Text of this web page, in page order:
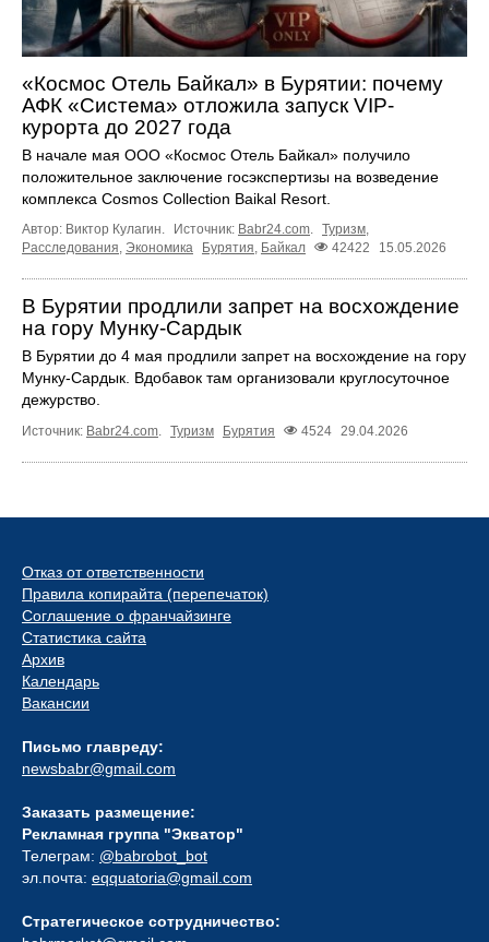
«Космос Отель Байкал» в Бурятии: почему
АФК «Система» отложила запуск VIP-
курорта до 2027 года
В начале мая ООО «Космос Отель Байкал» получило
положительное заключение госэкспертизы на возведение
комплекса Cosmos Collection Baikal Resort.
Автор: Виктор Кулагин. Источник: Babr24.com. Туризм,
Расследования, Экономика Бурятия, Байкал 42422 15.05.2026
В Бурятии продлили запрет на восхождение
на гору Мунку-Сардык
В Бурятии до 4 мая продлили запрет на восхождение на гору
Мунку-Сардык. Вдобавок там организовали круглосуточное
дежурство.
Источник: Babr24.com. Туризм Бурятия 4524 29.04.2026
Отказ от ответственности
Правила копирайта (перепечаток)
Соглашение о франчайзинге
Статистика сайта
Архив
Календарь
Вакансии
Письмо главреду:
newsbabr@gmail.com
Заказать размещение:
Рекламная группа "Экватор"
Телеграм: @babrobot_bot
эл.почта: eqquatoria@gmail.com
Стратегическое сотрудничество: